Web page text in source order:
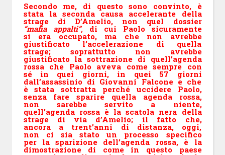
Secondo me, di questo sono convinto, è
stata la seconda causa accelerante della
strage di D’Amelio, non quel dossier
“mafia appalti”,di cui Paolo sicuramente
si era occupato, ma che non avrebbe
giustificato l’accelerazione di quella
strage; soprattutto non avrebbe
giustificato la sottrazione di quell’agenda
rossa che Paolo aveva come sempre con
sé in quei giorni, in quei 57 giorni
dall’assassinio di Giovanni Falcone e che
è stata sottratta perché uccidere Paolo,
senza fare sparire quella agenda rossa,
non sarebbe servito a niente,
quell’agenda rossa è la scatola nera della
strage di via d’Amelio; il fatto che,
ancora a trent’anni di distanza, oggi,
non ci sia stato un processo specifico
per la sparizione dell’agenda rossa, è la
dimostrazione di come in questo paese